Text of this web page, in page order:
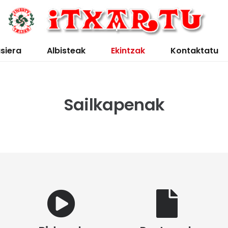
Albisteak Ekintzak Kontaktatu
Sailkapenak